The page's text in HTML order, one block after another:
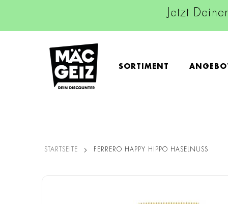
Jetzt
SORTIMENT
STARTSEITE FERRERO HAPPY HIPPO HASELNUSS
Zum